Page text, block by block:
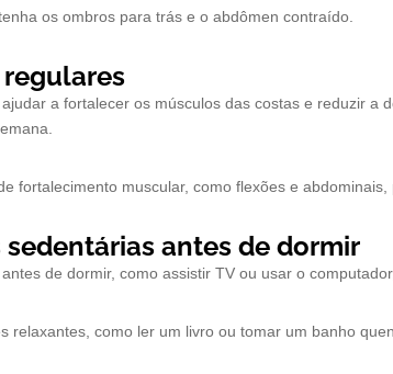
os ombros para trás e o abdômen contraído.
a fortalecer os músculos das costas e reduzir a
fortalecimento muscular, como flexões e
antes de dormir
de dormir, como assistir TV ou usar o
relaxantes, como ler um livro ou tomar um banho